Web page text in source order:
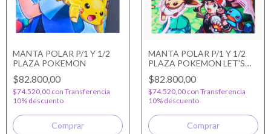
MANTA POLAR P/1 Y 1/2
PLAZA POKEMON
$82.800,00
$74.520,00 con Transferencia
10% descuento
MANTA POLAR P/1 Y 1/2
PLAZA POKEMON LET'S
GO
$82.800,00
$74.520,00 con Transferencia
10% descuento